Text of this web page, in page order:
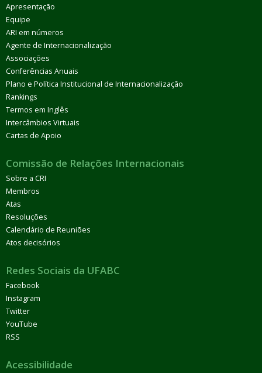
Apresentação
Equipe
ARI em números
Agente de Internacionalização
Associações
Conferências Anuais
Plano e Política Institucional de Internacionalização
Rankings
Termos em Inglês
Intercâmbios Virtuais
Cartas de Apoio
Comissão de Relações Internacionais
Sobre a CRI
Membros
Atas
Resoluções
Calendário de Reuniões
Atos decisórios
Redes Sociais da UFABC
Facebook
Instagram
Twitter
YouTube
RSS
Acessibilidade